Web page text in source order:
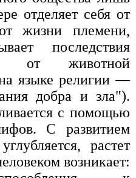
отделяет себя от
жизни племени,
последствия
от животной
языке религии —
добра и зла").
с помощью
С развитием
растет
возникает: